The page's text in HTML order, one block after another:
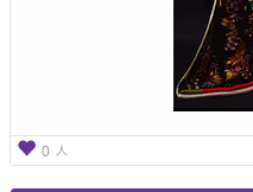
0 人